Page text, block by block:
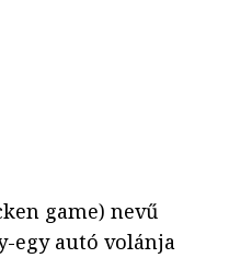
game) nevű
egy autó volánja